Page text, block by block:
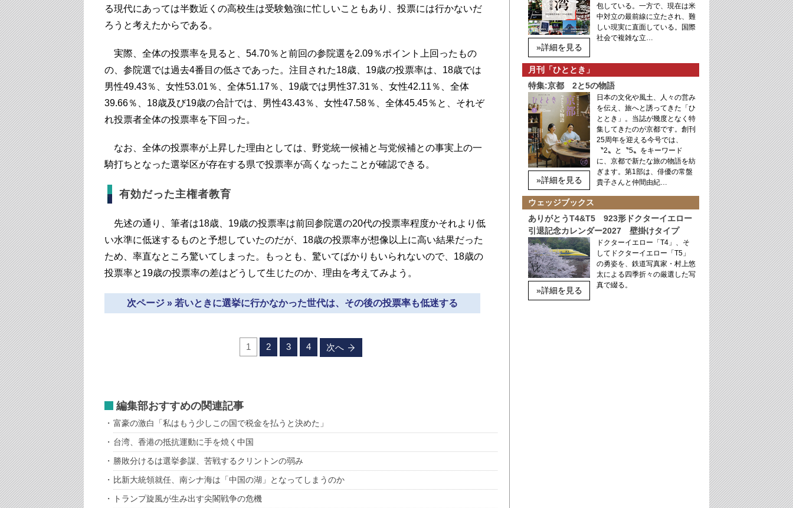
る現代にあっては半数近くの高校生は受験勉強に忙しいこともあり、投票には行かないだ
ろうと考えたからである。
実際、全体の投票率を見ると、54.70％と前回の参院選を2.09％ポイント上回ったもの
の、参院選では過去4番目の低さであった。注目された18歳、19歳の投票率は、18歳では
男性49.43％、女性53.01％、全体51.17％、19歳では男性37.31％、女性42.11％、全体
39.66％、18歳及び19歳の合計では、男性43.43％、女性47.58％、全体45.45％と、それぞ
れ投票者全体の投票率を下回った。
なお、全体の投票率が上昇した理由としては、野党統一候補と与党候補との事実上の一
騎打ちとなった選挙区が存在する県で投票率が高くなったことが確認できる。
有効だった主権者教育
先述の通り、筆者は18歳、19歳の投票率は前回参院選の20代の投票率程度かそれより低
い水準に低迷するものと予想していたのだが、18歳の投票率が想像以上に高い結果だった
ため、率直なところ驚いてしまった。もっとも、驚いてばかりもいられないので、18歳の
投票率と19歳の投票率の差はどうして生じたのか、理由を考えてみよう。
次ページ » 若いときに選挙に行かなかった世代は、その後の投票率も低迷する
1 2 3 4 次へ
編集部おすすめの関連記事
富豪の激白「私はもう少しこの国で税金を払うと決めた」
台湾、香港の抵抗運動に手を焼く中国
勝敗分けるは選挙参謀、苦戦するクリントンの弱み
比新大統領就任、南シナ海は「中国の湖」となってしまうのか
トランプ旋風が生み出す尖閣戦争の危機
»詳細を見る
包している。一方で、現在は米
中対立の最前線に立たされ、難
しい現実に直面している。国際
社会で複雑な立…
月刊「ひととき」
特集:京都 2と5の物語
»詳細を見る
日本の文化や風土、人々の営み
を伝え、旅へと誘ってきた「ひ
ととき」。当誌が幾度となく特
集してきたのが京都です。創刊
25周年を迎える今号では、
〝2〟と〝5〟をキーワード
に、京都で新たな旅の物語を紡
ぎます。第1部は、俳優の常盤
貴子さんと仲間由紀…
ウェッジブックス
ありがとうT4&T5 923形ドクターイエロー
引退記念カレンダー2027 壁掛けタイプ
»詳細を見る
ドクターイエロー「T4」、そ
してドクターイエロー「T5」
の勇姿を、鉄道写真家・村上悠
太による四季折々の厳選した写
真で綴る。